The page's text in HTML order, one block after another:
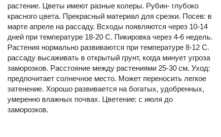
растение. Цветы имеют разные колеры. Рубин- глубоко
красного цвета. Прекрасный материал для срезки. Посев: в
марте апреле на рассаду. Всходы появляются через 10-14
дней при температуре 18-20 С. Пикировка через 4-6 недель.
Растения нормально развиваются при температуре 8-12 С.
рассаду высаживать в открытый грунт, когда минует угроза
заморозков. Расстояние между растениями 25-30 см. Уход:
предпочитает солнечное место. Может переносить легкое
затенение. Хорошо развивается на богатых, удобренных,
умеренно влажных почвах. Цветение: с июля до
заморозков.